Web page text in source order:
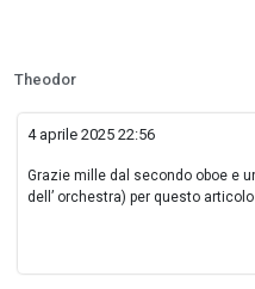
Theodor
4 aprile 2025 22:56
Grazie mille dal secondo oboe e
dell’ orchestra) per questo